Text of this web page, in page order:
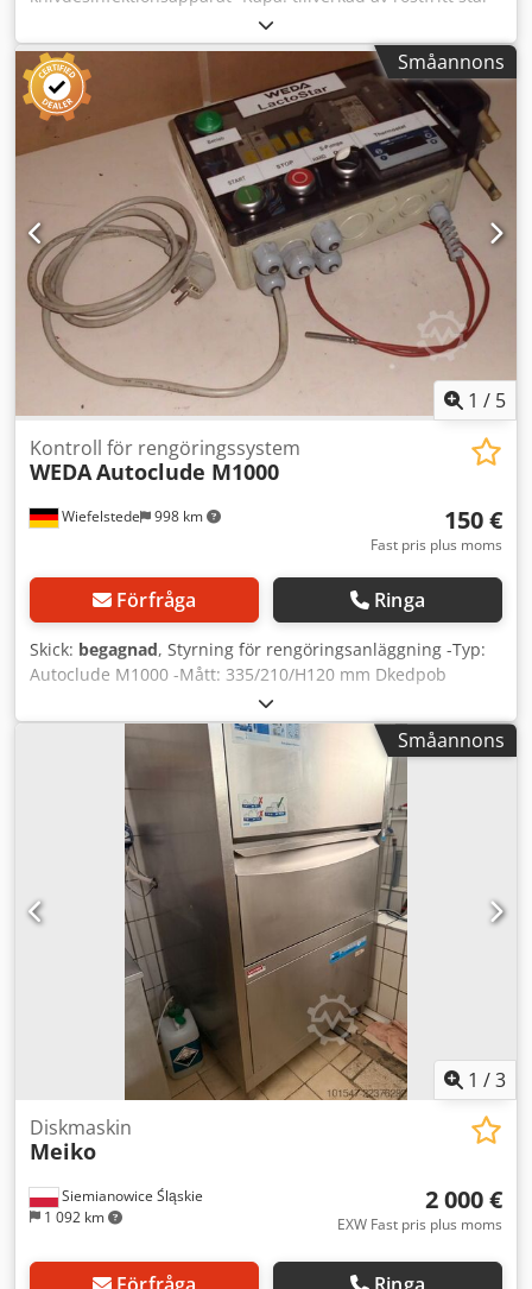
Måndag–fredag 09:00–13:00 och 14:00–17:00.
Försäljningen sker uteslutande enligt våra allmänna villkor.
Desinfektionsmedel: förvaras i enheten -Max.
knivbladsdimensioner: 80 x 10 mm -Mått: 450/310/H900
mm -Vikt: 30 kg Dkedpfxeb A N Evo Ander
Småannons
1 / 5
Wiefelstede 998 km
Kontroll för rengöringssystem
WEDAAutoclude M1000
150 €
Fast pris plus moms
Förfråga Ringa
Skick: begagnad, Styrning för rengöringsanläggning -Typ:
Autoclude M1000 -Mått: 335/210/H120 mm Dkedpob
Småannons
1 /3
Siemianowice Śląskie
1 092 km
Diskmaskin
Meiko
2 000 €
EXW Fast pris plus moms